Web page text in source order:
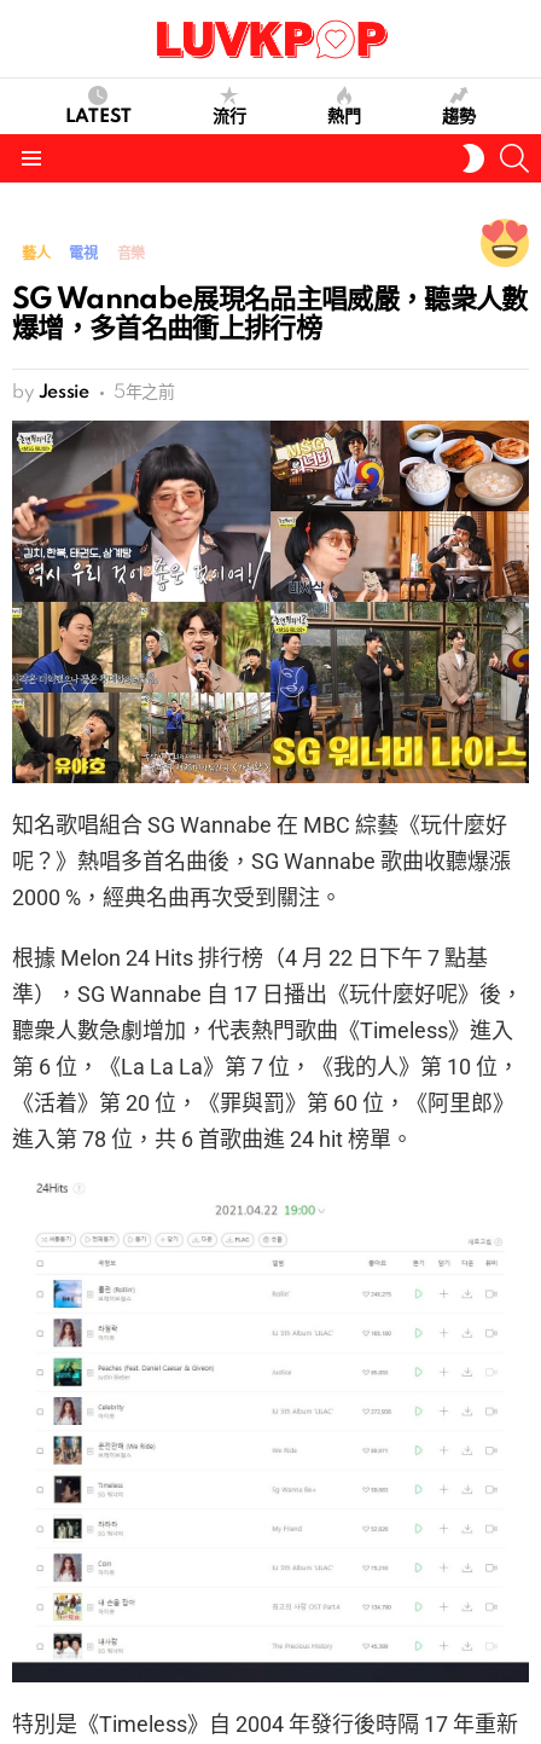
LATEST 流行 熱門 趨勢
SKIN
藝人 電視 音樂
SG Wannabe展現名品主唱威嚴，聽衆人數
爆增，多首名曲衝上排行榜
by Jessie 5年之前
知名歌唱組合 SG Wannabe 在 MBC 綜藝《玩什麼好
呢？》熱唱多首名曲後，SG Wannabe 歌曲收聽爆漲
2000 %，經典名曲再次受到關注。
根據 Melon 24 Hits 排行榜（4 月 22 日下午 7 點基
準），SG Wannabe 自 17 日播出《玩什麼好呢》後，
聽衆人數急劇增加，代表熱門歌曲《Timeless》進入
第 6 位，《La La La》第 7 位，《我的人》第 10 位，
《活着》第 20 位，《罪與罰》第 60 位，《阿里郎》
進入第 78 位，共 6 首歌曲進 24 hit 榜單。
特別是《Timeless》自 2004 年發行後時隔 17 年重新